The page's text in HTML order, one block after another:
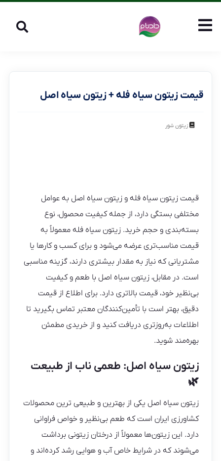
قیمت زیتون سیاه فله + زیتون سیاه اصل
زیتون شور
قیمت زیتون سیاه فله و زیتون سیاه اصل به عوامل
مختلفی بستگی دارد، از جمله کیفیت محصول، نوع
بسته‌بندی و حجم خرید. زیتون سیاه فله معمولاً به
قیمت مناسب‌تری عرضه می‌شود و برای کسب‌ و کارها یا
مشتریانی که نیاز به مقدار بیشتری دارند، گزینه مناسبی
است. در مقابل، زیتون سیاه اصل با طعم و کیفیت
بی‌نظیر خود، قیمت بالاتری دارد. برای اطلاع از قیمت
دقیق، بهتر است با تأمین‌کنندگان معتبر تماس بگیرید تا
اطلاعات به‌روزتری دریافت کنید و از خریدی مطمئن
بهره‌مند شوید.
زیتون سیاه اصل: طعمی ناب از طبیعت
🌿
زیتون سیاه اصل یکی از بهترین و طبیعی‌ ترین محصولات
کشاورزی ایران است که طعم بی‌نظیر و خواص فراوانی
دارد. این زیتون‌ها معمولاً از درختان زیتونی برداشت
می‌شوند که در شرایط خاص آب و هوایی رشد کرده‌اند و